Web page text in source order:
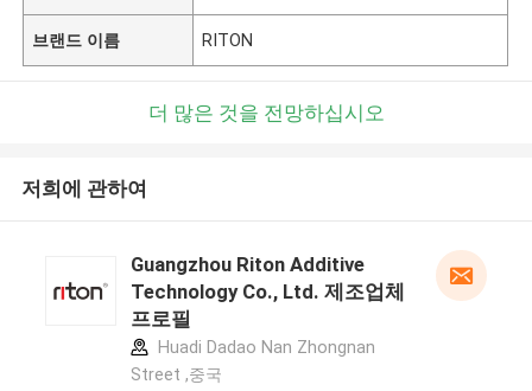
브랜드 이름 RITON
더 많은 것을 전망하십시오
저희에 관하여
Guangzhou Riton Additive
Technology Co., Ltd. 제조업체
프로필
Huadi Dadao Nan Zhongnan
Street ,중국